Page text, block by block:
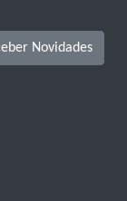
Novidades